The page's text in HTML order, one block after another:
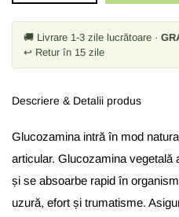
🚚 Livrare 1-3 zile lucrătoare ·
↩ Retur în 15 zile
Descriere & Detalii produs
Glucozamina intră în mod
articular. Glucozamina vegetală
și se absoarbe rapid în
uzură, efort și trumatisme.